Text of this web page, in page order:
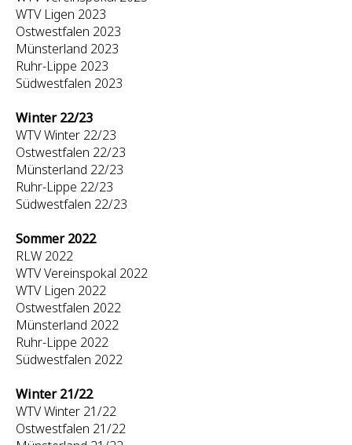
WTV Ligen 2023
Ostwestfalen 2023
Münsterland 2023
Ruhr-Lippe 2023
Südwestfalen 2023
Winter 22/23
WTV Winter 22/23
Ostwestfalen 22/23
Münsterland 22/23
Ruhr-Lippe 22/23
Südwestfalen 22/23
Sommer 2022
RLW 2022
WTV Vereinspokal 2022
WTV Ligen 2022
Ostwestfalen 2022
Münsterland 2022
Ruhr-Lippe 2022
Südwestfalen 2022
Winter 21/22
WTV Winter 21/22
Ostwestfalen 21/22